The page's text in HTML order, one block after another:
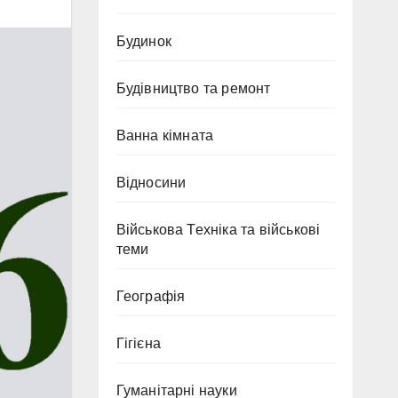
Будинок
Будівництво та ремонт
Ванна кімната
Відносини
Військова Техніка та військові
теми
Географія
Гігієна
Гуманітарні науки